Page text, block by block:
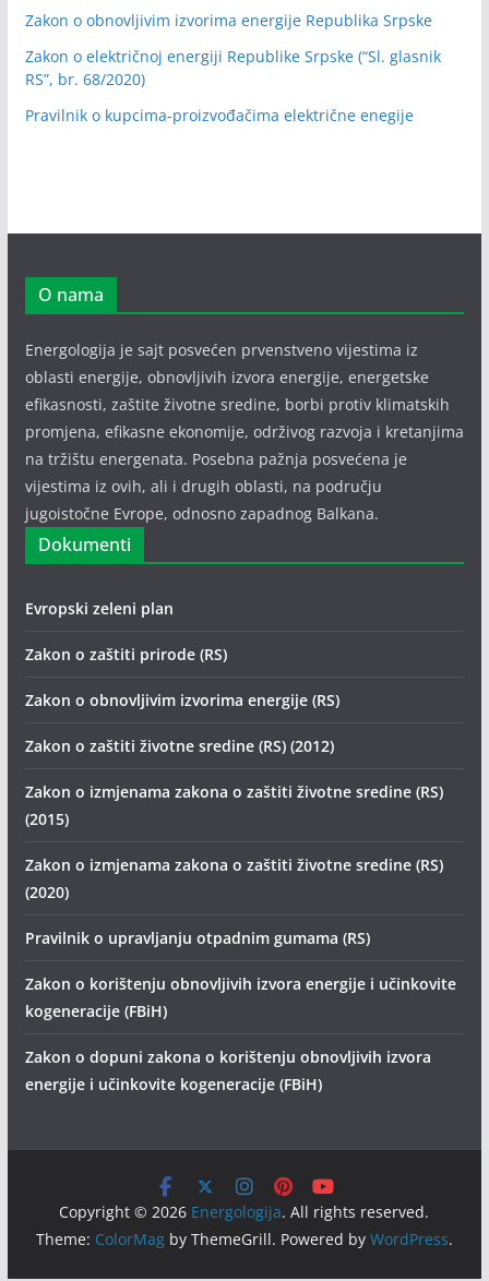
Zakon o obnovljivim izvorima energije Republika Srpske
Zakon o električnoj energiji Republike Srpske (“Sl. glasnik
RS”, br. 68/2020)
Pravilnik o kupcima-proizvođačima električne enegije
O nama
Energologija je sajt posvećen prvenstveno vijestima iz
oblasti energije, obnovljivih izvora energije, energetske
efikasnosti, zaštite životne sredine, borbi protiv klimatskih
promjena, efikasne ekonomije, održivog razvoja i kretanjima
na tržištu energenata. Posebna pažnja posvećena je
vijestima iz ovih, ali i drugih oblasti, na području
jugoistočne Evrope, odnosno zapadnog Balkana.
Dokumenti
Evropski zeleni plan
Zakon o zaštiti prirode (RS)
Zakon o obnovljivim izvorima energije (RS)
Zakon o zaštiti životne sredine (RS) (2012)
Zakon o izmjenama zakona o zaštiti životne sredine (RS)
(2015)
Zakon o izmjenama zakona o zaštiti životne sredine (RS)
(2020)
Pravilnik o upravljanju otpadnim gumama (RS)
Zakon o korištenju obnovljivih izvora energije i učinkovite
kogeneracije (FBiH)
Zakon o dopuni zakona o korištenju obnovljivih izvora
energije i učinkovite kogeneracije (FBiH)
Copyright © 2026 Energologija. All rights reserved.
Theme: ColorMagby ThemeGrill. Powered by WordPress.